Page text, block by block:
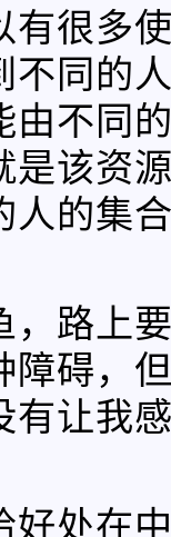
有很多
不同的
由不同
是该资
人的集
，路上
障碍，
有让我
好处在